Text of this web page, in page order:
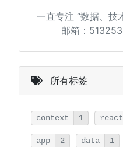
一直专注 “数据、技
邮箱：
所有标签
context 1 react
app 2 data 1